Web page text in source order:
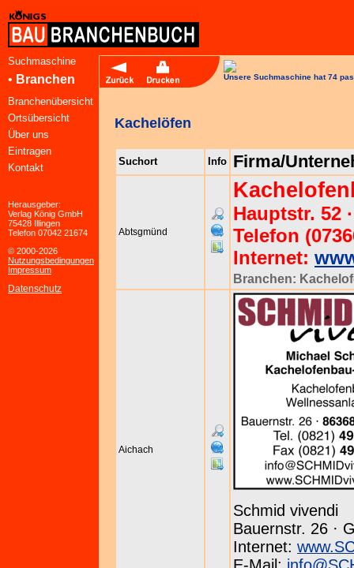
Suchmaschine
• Branchen
Branchenübersicht
Ortsübersicht
Über uns
Eintragen
Kontakt
Herausgeber:
Verlag König GmbH
75428 Illingen
Telefon 07042 21674
© 2000-2026
Nutzungsbedingungen
Impressum
Datenschutz
Unsere Suchmaschine hat 74
Kachelöfen
Suchort Info Firma/
Abtsgmünd
Hauptstr. 52
Telefon
Internet:
Branchen:
Aichach
Schmid vivendi
Bauernstr. 26 ·
Internet: